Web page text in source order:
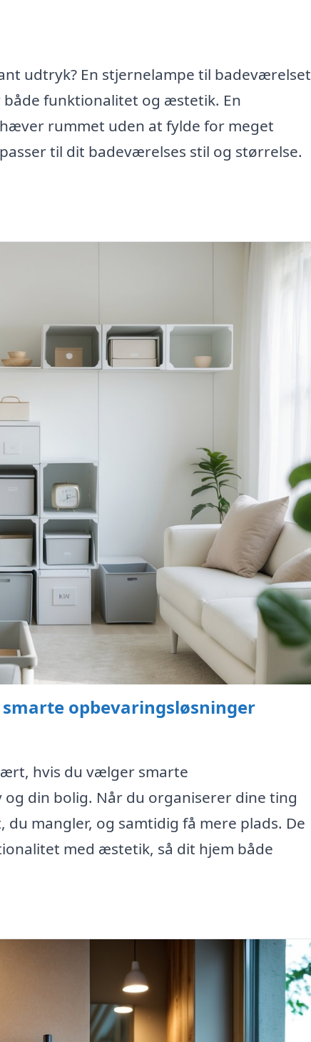
udtryk? En stjernelampe til badeværelset
funktionalitet og æstetik. En
rummet uden at fylde for meget
til dit badeværelses stil og størrelse.
opbevaringsløsninger
hvis du vælger smarte
din bolig. Når du organiserer dine ting
mangler, og samtidig få mere plads. De
med æstetik, så dit hjem både